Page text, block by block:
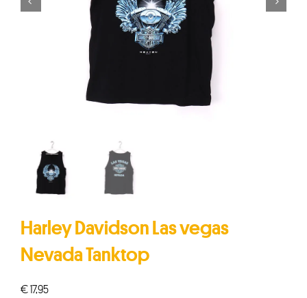
Harley Davidson Las vegas
Nevada Tanktop
€17,95